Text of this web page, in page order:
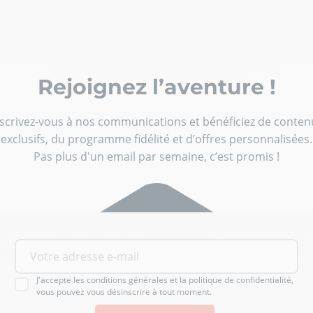
Rejoignez l’aventure !
vous à nos communications et bénéficiez de
exclusifs, du programme fidélité et d’offres personnalisées.
Pas plus d'un email par semaine, c’est promis !
J'accepte les conditions générales et la politique de confidentialité,
vous pouvez vous désinscrire à tout moment.